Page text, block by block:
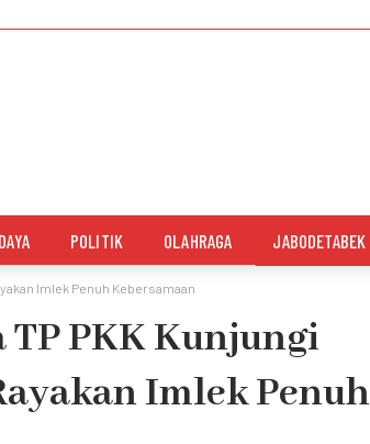
POLITIK OLAHRAGA JABODETABEK
Imlek Penuh Kebersamaan
PKK Kunjungi
Imlek Penuh